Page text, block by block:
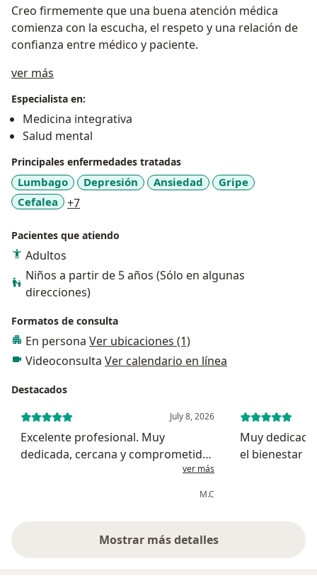
Creo firmemente que una buena atención médica
comienza con la escucha, el respeto y una relación de
confianza entre médico y paciente.
ver más
Especialista en:
Medicina integrativa
Salud mental
Principales enfermedades tratadas
Lumbago Depresión Ansiedad
Gripe
Cefalea
+7a11y_sr_more_diseases
Pacientes que atiendo
Adultos
Niños a partir de 5 años (Sólo en algunas
direcciones)
Formatos de consulta
En persona Ver ubicaciones (1)
Videoconsulta Ver calendario en línea
Destacados
July 8, 2026
Excelente profesional. Muy
dedicada, cercana y comprometida
con sus pacientes. Escucha con
atención, explica todo con claridad
profesionalismo y vocaci...
ver más
M.C
Muy
el bienestar
Mostrar más detalles
sobre la experiencia